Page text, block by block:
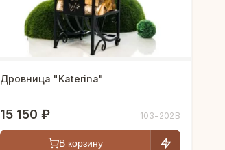
Дровница "Katerina"
15 150 ₽ 103-202B
В корзину